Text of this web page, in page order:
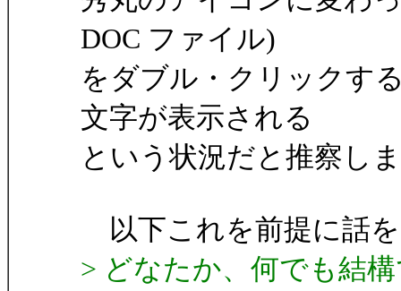
DOC ファイル)
をダブル・クリックす
文字が表示される
という状況だと推察し
以下これを前提に話
> どなたか、何でも結